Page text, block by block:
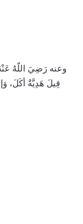
وعنه رَضِيَ اللّهُ
قِيلَ هَدِيَّةٌ أكَلَ،